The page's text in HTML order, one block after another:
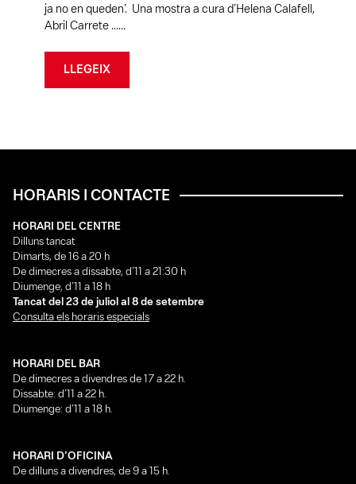
ja no en queden’. Una mostra a cura d’Helena Calafell,
Abril Carrete ......
LLEGEIX
HORARIS I CONTACTE
HORARI DEL CENTRE
Dilluns tancat
Dimarts, de 16 a 20 h
De dimecres a dissabte, d’11 a 21:30 h
Diumenge, d’11 a 18 h
Tancat del 23 de juliol al 8 de setembre
Consulta els horaris especials
HORARI DEL BAR
De dimecres a divendres de 17 a 22 h.
Dissabte: d’11 a 22 h.
Diumenge: d’11 a 18 h.
HORARI D’OFICINA
De dilluns a divendres, de 9 a 15 h.